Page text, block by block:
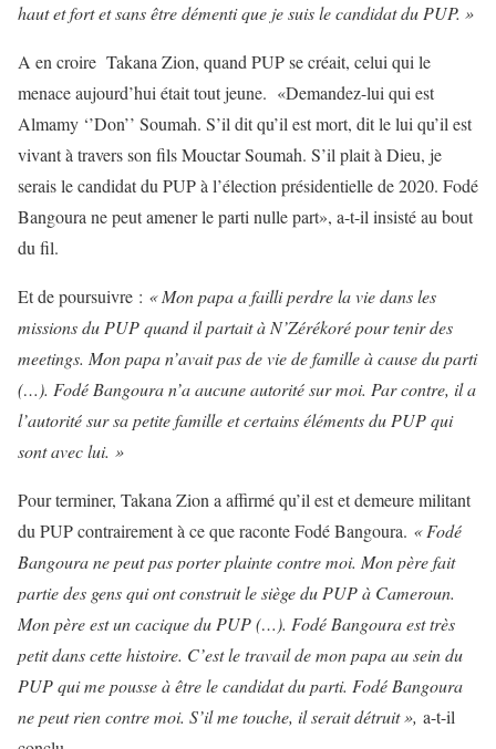
haut et fort et sans être démenti que je suis le candidat du PUP. »
A en croire Takana Zion, quand PUP se créait, celui qui le
menace aujourd’hui était tout jeune. «Demandez-lui qui est
Almamy ‘’Don’’ Soumah. S’il dit qu’il est mort, dit le lui qu’il est
vivant à travers son fils Mouctar Soumah. S’il plait à Dieu, je
serais le candidat du PUP à l’élection présidentielle de 2020. Fodé
Bangoura ne peut amener le parti nulle part», a-t-il insisté au bout
du fil.
Et de poursuivre : « Mon papa a failli perdre la vie dans les
missions du PUP quand il partait à N’Zérékoré pour tenir des
meetings. Mon papa n’avait pas de vie de famille à cause du parti
(…). Fodé Bangoura n’a aucune autorité sur moi. Par contre, il a
l’autorité sur sa petite famille et certains éléments du PUP qui
sont avec lui. »
Pour terminer, Takana Zion a affirmé qu’il est et demeure militant
du PUP contrairement à ce que raconte Fodé Bangoura. « Fodé
Bangoura ne peut pas porter plainte contre moi. Mon père fait
partie des gens qui ont construit le siège du PUP à Cameroun.
Mon père est un cacique du PUP (…). Fodé Bangoura est très
petit dans cette histoire. C’est le travail de mon papa au sein du
PUP qui me pousse à être le candidat du parti. Fodé Bangoura
ne peut rien contre moi. S’il me touche, il serait détruit », a-t-il